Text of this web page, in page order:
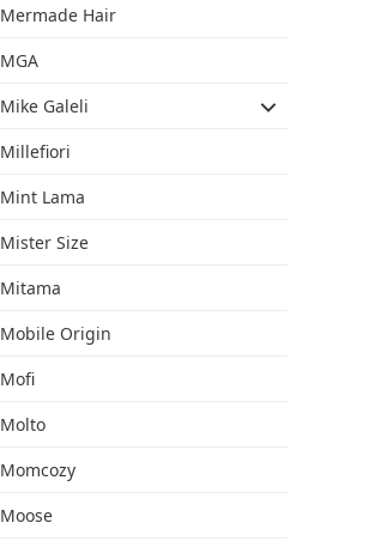
Mermade Hair
MGA
Mike Galeli
Millefiori
Mint Lama
Mister Size
Mitama
Mobile Origin
Mofi
Molto
Momcozy
Moose